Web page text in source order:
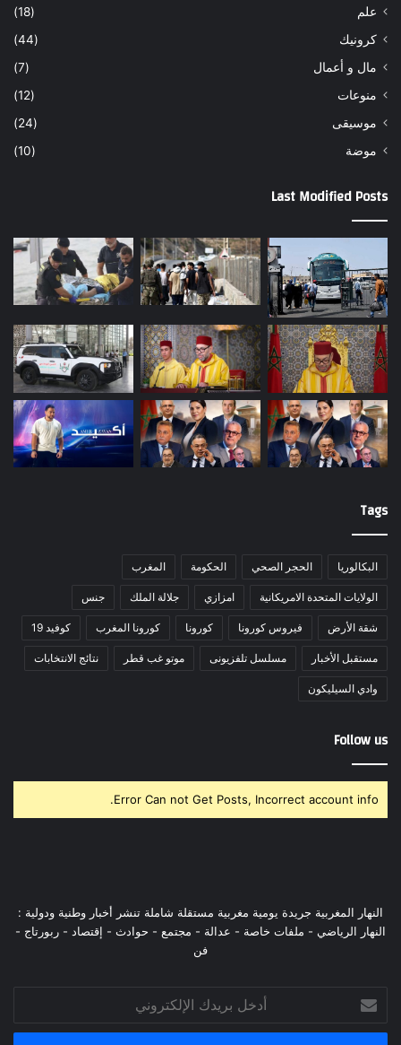
علم
(18)
كرونيك
(44)
مال و أعمال
(7)
منوعات
(12)
موسيقى
(24)
موضة
(10)
Last Modified Posts
Tags
البكالوريا الحجر الصحي الحكومة المغرب
الولايات المتحدة الامريكانية امزازي جلالة الملك جنس
شقة الأرض فيروس كورونا كورونا كورونا المغرب كوفيد 19
مستقبل الأخبار مسلسل تلفزيونى موتو غب قطر نتائج الانتخابات
وادي السيليكون
Follow us
Error Can not Get Posts, Incorrect account info.
النهار المغربية جريدة يومية مغربية مستقلة شاملة تنشر أخبار وطنية ودولية :
النهار الرياضي - ملفات خاصة - عدالة - مجتمع - حوادث - إقتصاد - ربورتاج -
فن
بريدك
الإلكتروني